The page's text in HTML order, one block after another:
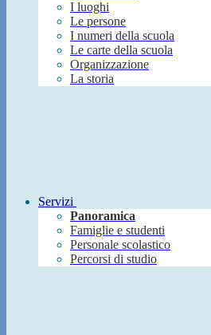
I luoghi
Le persone
I numeri della scuola
Le carte della scuola
Organizzazione
La storia
Servizi
Panoramica
Famiglie e studenti
Personale scolastico
Percorsi di studio